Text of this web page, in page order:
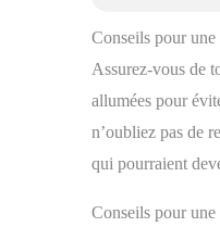
Conseils pour
Assurez-vous de
allumées pour
n’oubliez pas de
qui pourraient
Conseils pour